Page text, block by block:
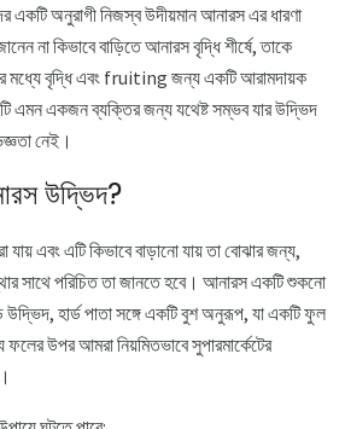
একটি অনুরাগী নিজস্ব উদীয়মান আনারস এর ধারণা
না কিভাবে বাড়িতে আনারস বৃদ্ধি শীর্ষে, তাকে
মধ্যে বৃদ্ধি এবং fruiting জন্য একটি আরামদায়ক
এমন একজন ব্যক্তির জন্য যথেষ্ট সম্ভব যার উদ্ভিদ
নেই।
উদ্ভিদ?
যায় এবং এটি কিভাবে বাড়ানো যায় তা বোঝার জন্য,
সাথে পরিচিত তা জানতে হবে। আনারস একটি শুকনো
হার্ড পাতা সঙ্গে একটি বুশ অনুরূপ, যা একটি ফুল
ফলের উপর আমরা নিয়মিতভাবে সুপারমার্কেটের